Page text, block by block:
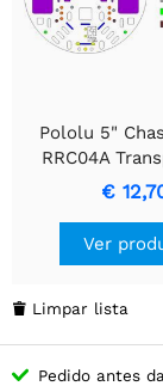
Pololu 5"
RRC04A
€
Ver
 Limpar lista
Pedido antes